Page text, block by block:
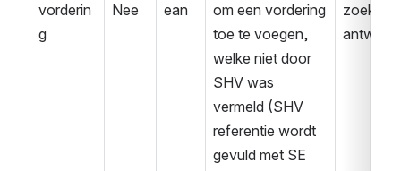
vorderin
g
Nee
ean
om een vordering
toe te voegen,
welke niet door
SHV was
vermeld (SHV
referentie wordt
gevuld met SE
zoek